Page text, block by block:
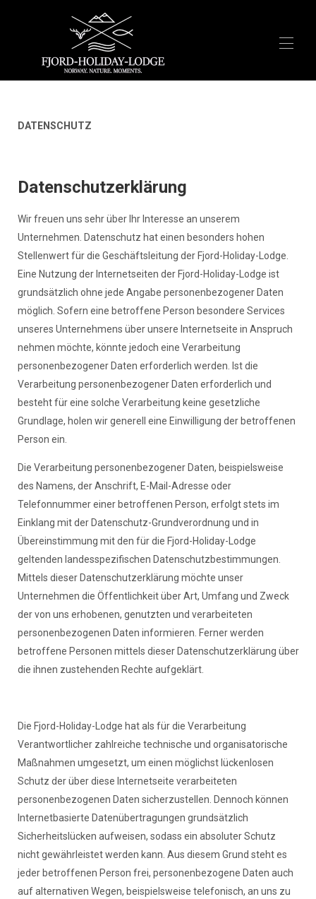
Airbnb
Booking.com
DATENSCHUTZ
Datenschutzerklärung
Wir freuen uns sehr über Ihr Interesse an unserem
Unternehmen. Datenschutz hat einen besonders hohen
Stellenwert für die Geschäftsleitung der Fjord-Holiday-Lodge.
Eine Nutzung der Internetseiten der Fjord-Holiday-Lodge ist
grundsätzlich ohne jede Angabe personenbezogener Daten
möglich. Sofern eine betroffene Person besondere Services
unseres Unternehmens über unsere Internetseite in Anspruch
nehmen möchte, könnte jedoch eine Verarbeitung
personenbezogener Daten erforderlich werden. Ist die
Verarbeitung personenbezogener Daten erforderlich und
besteht für eine solche Verarbeitung keine gesetzliche
Grundlage, holen wir generell eine Einwilligung der betroffenen
Person ein.
Die Verarbeitung personenbezogener Daten, beispielsweise
des Namens, der Anschrift, E-Mail-Adresse oder
Telefonnummer einer betroffenen Person, erfolgt stets im
Einklang mit der Datenschutz-Grundverordnung und in
Übereinstimmung mit den für die Fjord-Holiday-Lodge
geltenden landesspezifischen Datenschutzbestimmungen.
Mittels dieser Datenschutzerklärung möchte unser
Unternehmen die Öffentlichkeit über Art, Umfang und Zweck
der von uns erhobenen, genutzten und verarbeiteten
personenbezogenen Daten informieren. Ferner werden
betroffene Personen mittels dieser Datenschutzerklärung über
die ihnen zustehenden Rechte aufgeklärt.
Die Fjord-Holiday-Lodge hat als für die Verarbeitung
Verantwortlicher zahlreiche technische und organisatorische
Maßnahmen umgesetzt, um einen möglichst lückenlosen
Schutz der über diese Internetseite verarbeiteten
personenbezogenen Daten sicherzustellen. Dennoch können
Internetbasierte Datenübertragungen grundsätzlich
Sicherheitslücken aufweisen, sodass ein absoluter Schutz
nicht gewährleistet werden kann. Aus diesem Grund steht es
jeder betroffenen Person frei, personenbezogene Daten auch
auf alternativen Wegen, beispielsweise telefonisch, an uns zu